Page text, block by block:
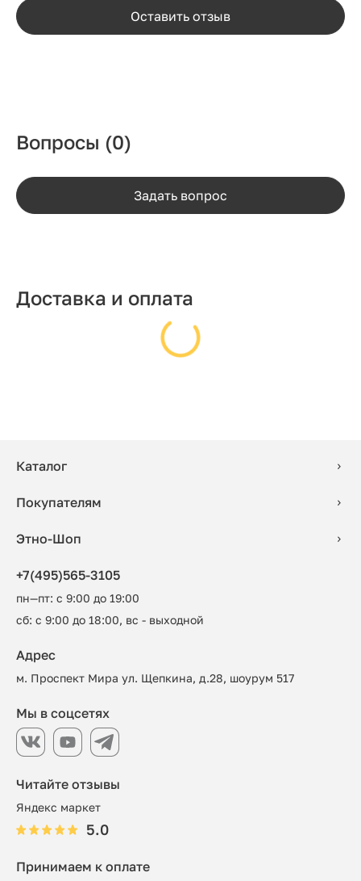
Оставить отзыв
Вопросы (0)
Задать вопрос
Доставка и оплата
Каталог
Покупателям
Этно-Шоп
+7(495)565-3105
пн—пт: с 9:00 до 19:00
сб: с 9:00 до 18:00, вс - выходной
Читайте отзывы
Яндекс маркет
5.0
Адрес
м. Проспект Мира ул. Щепкина, д.28, шоурум 517
Принимаем к оплате
Мы в соцсетях